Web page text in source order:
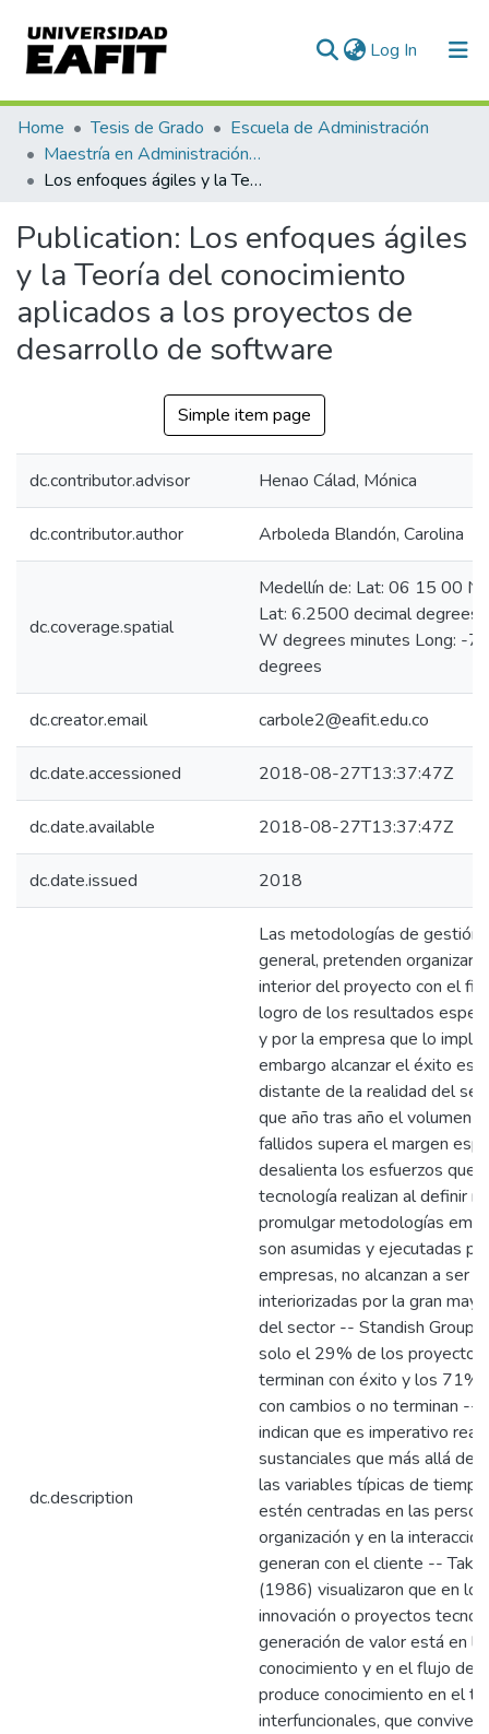
Log In (current)
Communities & Collections
All of DSpace
Home Tesis de Grado
Escuela de Administración
Maestría en Administración - MBA (tesis)
Los enfoques ágiles y la Teoría del conocimiento aplicados a los proyectos de desarrollo de software
Publication: Los enfoques ágiles
y la Teoría del conocimiento
aplicados a los proyectos de
desarrollo de software
Simple item page
dc.contributor.advisor Henao Cálad, Mónica
dc.contributor.author Arboleda Blandón, Carolina
dc.coverage.spatial
Medellín de: Lat: 06 15 00 N
Lat: 6.2500 decimal
W degrees minutes Long: -
degrees
dc.creator.email carbole2@eafit.edu.co
dc.date.accessioned 2018-08-27T13:37:47Z
dc.date.available 2018-08-27T13:37:47Z
dc.date.issued 2018
dc.description
Las metodologías de gestión
general, pretenden organizar
interior del proyecto con el fin
logro de los resultados
y por la empresa que lo
embargo alcanzar el éxito es
distante de la realidad del
que año tras año el volumen
fallidos supera el margen
desalienta los esfuerzos que
tecnología realizan al definir
promulgar metodologías
son asumidas y ejecutadas
empresas, no alcanzan a ser
interiorizadas por la gran
del sector -- Standish Group
solo el 29% de los proyectos
terminan con éxito y los 71%
con cambios o no terminan --
indican que es imperativo
sustanciales que más allá de
las variables típicas de
estén centradas en las
organización y en la
generan con el cliente --
(1986) visualizaron que en
innovación o proyectos
generación de valor está en
conocimiento y en el flujo de
produce conocimiento en el
interfuncionales, que